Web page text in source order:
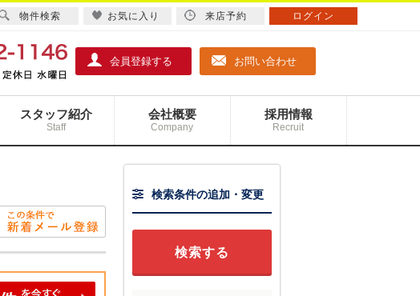
会員登録する お問い合わせ
スタッフ紹介
Staff
会社概要
Company
採用情報
Recruit
検索条件の追加・変更
物件検索 お気に入り 来店予約 ログイン